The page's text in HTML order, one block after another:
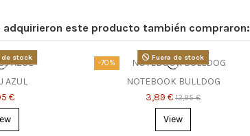
adquirieron este producto también compraron:
de stock
AZUL
€
-70%
Fuera de stock
NOTEBOOK BULLDOG
3,89 €12,95 €
View